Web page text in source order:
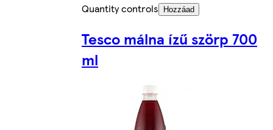
Quantity controls
Hozzáad
Tesco málna ízű szörp 700
ml